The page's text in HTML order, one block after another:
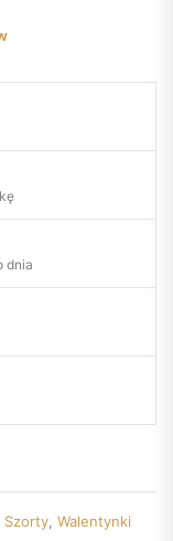
dnia
Szorty Walentynki